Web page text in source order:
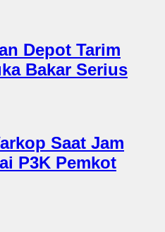
Depot Tarim
Bakar Serius
Saat Jam
P3K Pemkot